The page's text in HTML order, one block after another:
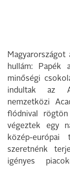
hullám:
minőségi
indultak az
nemzetközi
flódnival
végeztek egy
közép-
szeretnénk
igényes